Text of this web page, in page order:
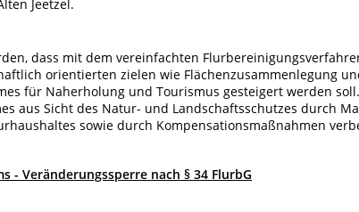
Jeetzel.
dass mit dem vereinfachten
orientierten zielen wie Flächenzusammenlegung
für Naherholung und Tourismus gesteigert werden soll.
aus Sicht des Natur- und Landschaftsschutzes durch
sowie durch Kompensationsmaßnahmen
- Veränderungssperre nach § 34 FlurbG